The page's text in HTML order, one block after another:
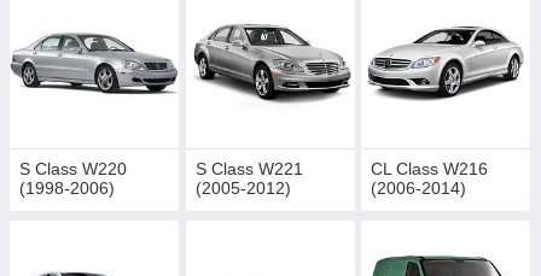
S Class W220
(1998-2006)
S Class W221
(2005-2012)
CL Class W216
(2006-2014)